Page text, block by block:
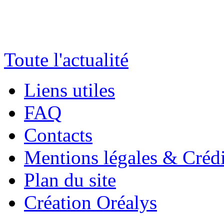
Toute l'actualité
Liens utiles
FAQ
Contacts
Mentions légales &
Plan du site
Création Oréalys